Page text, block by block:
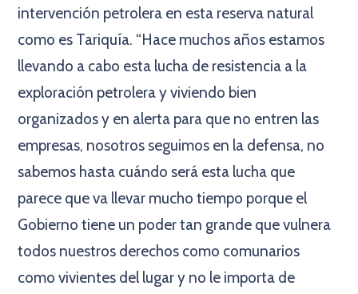
intervención petrolera en esta reserva natural
como es Tariquía. “Hace muchos años estamos
llevando a cabo esta lucha de resistencia a la
exploración petrolera y viviendo bien
organizados y en alerta para que no entren las
empresas, nosotros seguimos en la defensa, no
sabemos hasta cuándo será esta lucha que
parece que va llevar mucho tiempo porque el
Gobierno tiene un poder tan grande que vulnera
todos nuestros derechos como comunarios
como vivientes del lugar y no le importa de